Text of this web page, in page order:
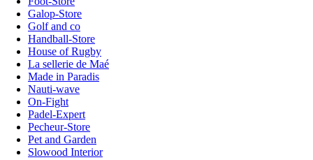
Galop-Store
Golf and co
Handball-Store
House of Rugby
La sellerie de Maé
Made in Paradis
Nauti-wave
On-Fight
Padel-Expert
Pecheur-Store
Pet and Garden
Slowood Interior